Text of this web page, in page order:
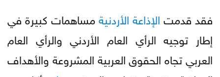
فقد قدمتالإذاعةالأردنيةمساهمات كبيرة في
إطار توجيه الرأي العام الأردني والرأي العام
العربي تجاه الحقوق العربية المشروعة والأهداف